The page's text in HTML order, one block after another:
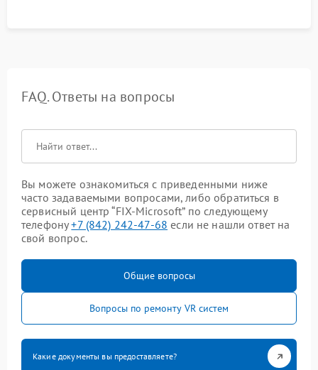
FAQ. Ответы на вопросы
Вы можете ознакомиться с приведенными ниже
часто задаваемыми вопросами, либо обратиться в
сервисный центр “FIX-Microsoft” по следующему
телефону+7 (842) 242-47-68 если не нашли ответ на
свой вопрос.
Общие вопросы
Вопросы по ремонту VR систем
Какие документы вы предоставляете?